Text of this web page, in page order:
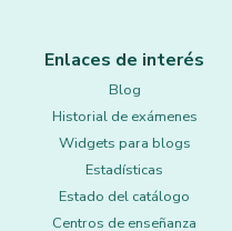
Enlaces de interés
Blog
Historial de exámenes
Widgets para blogs
Estadísticas
Estado del catálogo
Centros de enseñanza